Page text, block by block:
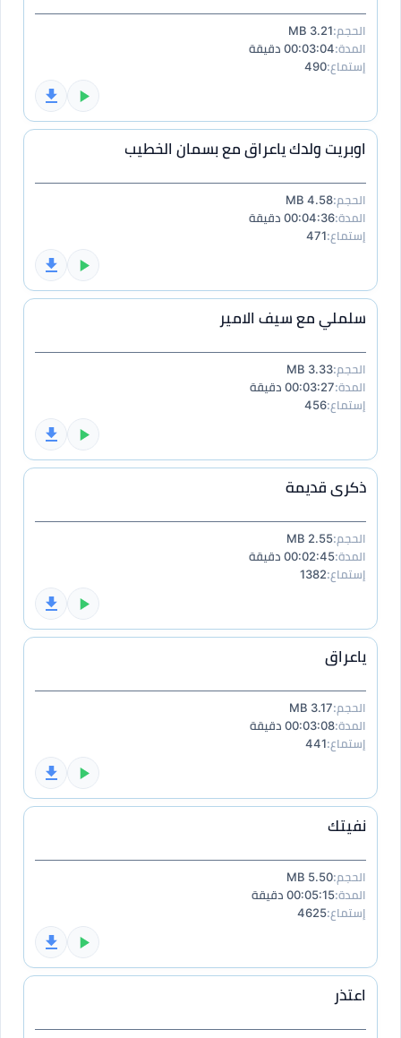
الحجم:3.21 MB
المدة:00:03:04 دقيقة
إستماع:490
اوبريت ولدك ياعراق مع بسمان الخطيب
الحجم:4.58 MB
المدة:00:04:36 دقيقة
إستماع:471
سلملي مع سيف الامير
الحجم:3.33 MB
المدة:00:03:27 دقيقة
إستماع:456
ذكرى قديمة
الحجم:2.55 MB
المدة:00:02:45 دقيقة
إستماع:1382
ياعراق
الحجم:3.17 MB
المدة:00:03:08 دقيقة
إستماع:441
نفيتك
الحجم:5.50 MB
المدة:00:05:15 دقيقة
إستماع:4625
اعتذر